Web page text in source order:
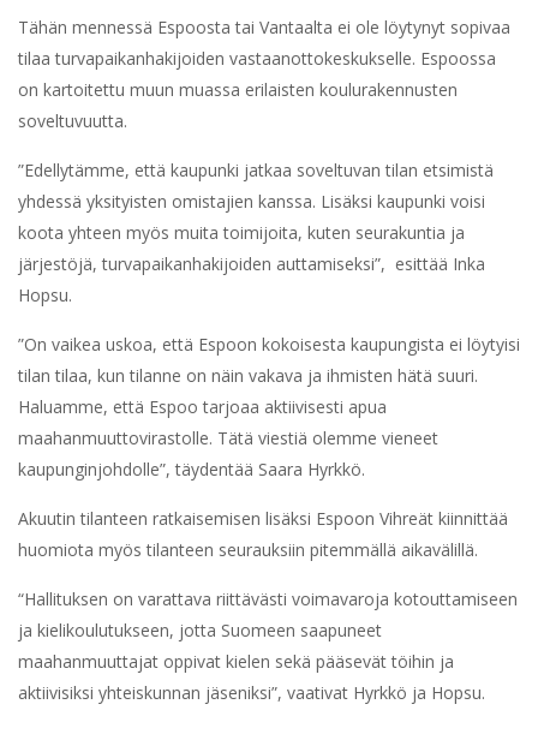
Tähän mennessä Espoosta tai Vantaalta ei ole löytynyt sopivaa
tilaa turvapaikanhakijoiden vastaanottokeskukselle. Espoossa
on kartoitettu muun muassa erilaisten koulurakennusten
soveltuvuutta.
”Edellytämme, että kaupunki jatkaa soveltuvan tilan etsimistä
yhdessä yksityisten omistajien kanssa. Lisäksi kaupunki voisi
koota yhteen myös muita toimijoita, kuten seurakuntia ja
järjestöjä, turvapaikanhakijoiden auttamiseksi”, esittää Inka
Hopsu.
”On vaikea uskoa, että Espoon kokoisesta kaupungista ei löytyisi
tilan tilaa, kun tilanne on näin vakava ja ihmisten hätä suuri.
Haluamme, että Espoo tarjoaa aktiivisesti apua
maahanmuuttovirastolle. Tätä viestiä olemme vieneet
kaupunginjohdolle”, täydentää Saara Hyrkkö.
Akuutin tilanteen ratkaisemisen lisäksi Espoon Vihreät kiinnittää
huomiota myös tilanteen seurauksiin pitemmällä aikavälillä.
“Hallituksen on varattava riittävästi voimavaroja kotouttamiseen
ja kielikoulutukseen, jotta Suomeen saapuneet
maahanmuuttajat oppivat kielen sekä pääsevät töihin ja
aktiivisiksi yhteiskunnan jäseniksi”, vaativat Hyrkkö ja Hopsu.